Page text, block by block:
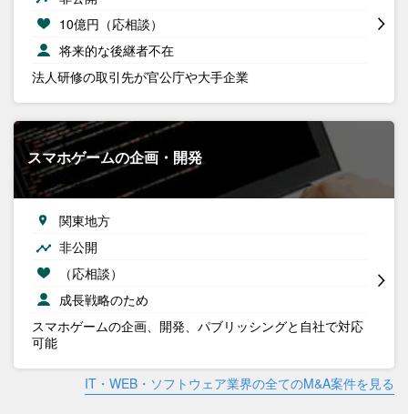
10億円（応相談）
将来的な後継者不在
法人研修の取引先が官公庁や大手企業
スマホゲームの企画・開発
関東地方
非公開
（応相談）
成長戦略のため
スマホゲームの企画、開発、パブリッシングと自社で対応
可能
IT・WEB・ソフトウェア業界の全てのM&A案件を見る